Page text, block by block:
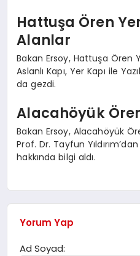
Hattuşa Ören
Alanlar
Bakan Ersoy, Hattuşa Ören
Aslanlı Kapı, Yer Kapı ile
da gezdi.
Alacahöyük
Bakan Ersoy, Alacahöyük
Prof. Dr. Tayfun
hakkında bilgi aldı.
Yorum Yap
Ad Soyad: